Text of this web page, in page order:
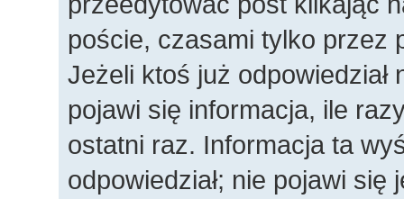
poście, czasami tylko przez
Jeżeli ktoś już
pojawi się informacja, ile
ostatni raz. Informacja ta
odpowiedział; nie pojawi